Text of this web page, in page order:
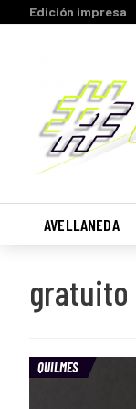
Edición impresa
AVELLANEDA
gratuito
QUILMES